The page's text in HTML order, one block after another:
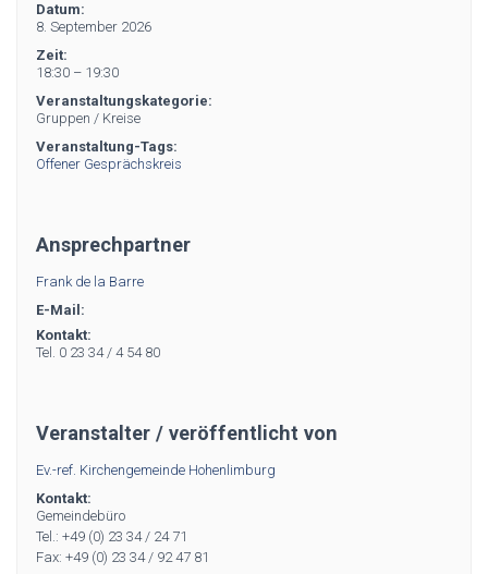
Datum:
8. September 2026
Zeit:
18:30 – 19:30
Veranstaltungskategorie:
Gruppen / Kreise
Veranstaltung-Tags:
Offener Gesprächskreis
Ansprechpartner
Frank de la Barre
E-Mail:
Kontakt:
Tel. 0 23 34 / 4 54 80
Veranstalter / veröffentlicht von
Ev.-ref. Kirchengemeinde Hohenlimburg
Kontakt:
Gemeindebüro
Tel.: +49 (0) 23 34 / 24 71
Fax: +49 (0) 23 34 / 92 47 81